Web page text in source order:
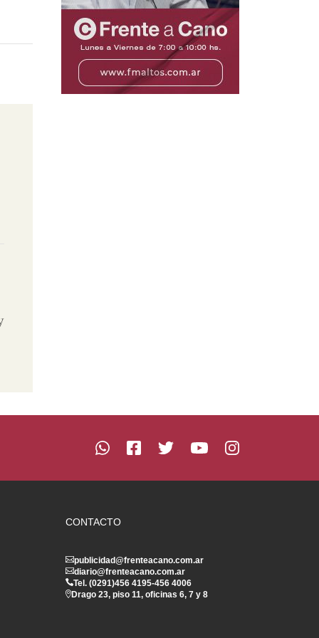
CONTACTO
publicidad@frenteacano.com.ar
diario@frenteacano.com.ar
Tel. (0291)456 4195-456 4006
Drago 23, piso 11, oficinas 6, 7 y 8